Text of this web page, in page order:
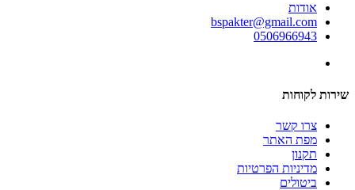
אודות
bspakter@gmail.com
0506966943
שירות לקוחות
צרו קשר
מפת האתר
תקנון
מדיניות הפרטיות
ביטולים